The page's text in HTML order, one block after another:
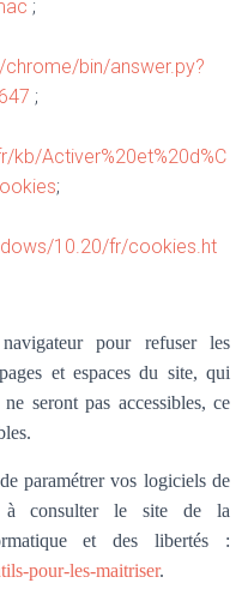
;
bin/answer.py?
;
kb/Activer%20et%20d%C
;
10.20/fr/cookies.ht
pour refuser les
et espaces du site, qui
seront pas accessibles, ce
paramétrer vos logiciels de
à consulter le site de la
et des libertés :
pour-les-maitriser.